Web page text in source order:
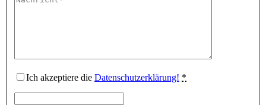
Ich akzeptiere die Datenschutzerklärung! *